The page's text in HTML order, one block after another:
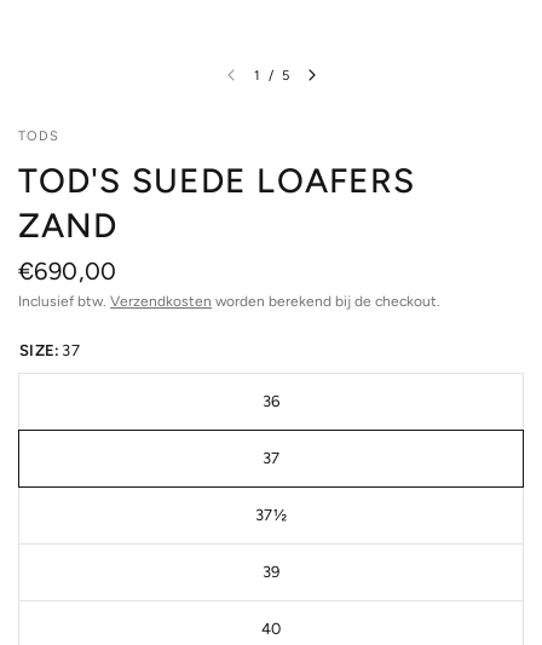
1 / 5
TODS
TOD'S SUEDE LOAFERS
ZAND
€690,00
Inclusief btw. Verzendkosten worden berekend bij de checkout.
SIZE: 37
36
37
37½
39
40